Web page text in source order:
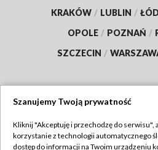
KRAKÓW / LUBLIN /
OPOLE / POZNAŃ /
SZCZECIN /
TVP
Szanujemy Twoją prywatność
Kliknij "Akceptuję i przechodzę do serwisu",
korzystanie z technologii automatycznego
dostęp do informacji na Twoim urządzeniu